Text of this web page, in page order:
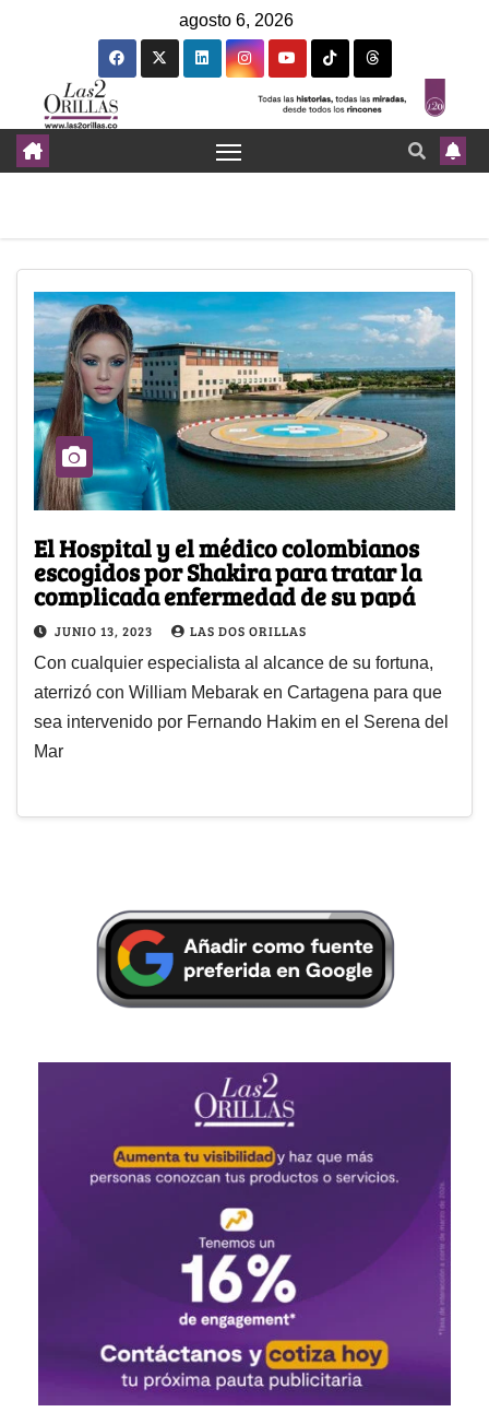
agosto 6, 2026
El Hospital y el médico colombianos
escogidos por Shakira para tratar la
complicada enfermedad de su papá
JUNIO 13, 2023 LAS DOS ORILLAS
Con cualquier especialista al alcance de su fortuna,
aterrizó con William Mebarak en Cartagena para que
sea intervenido por Fernando Hakim en el Serena del
Mar